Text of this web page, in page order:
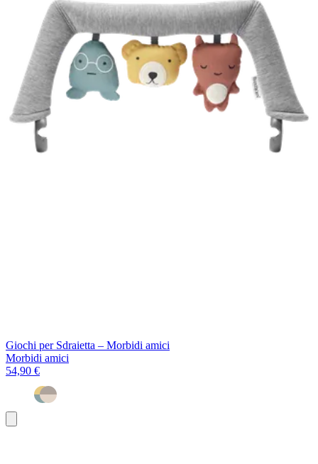
Giochi per Sdraietta – Morbidi amici
Morbidi amici
54,90 €
al